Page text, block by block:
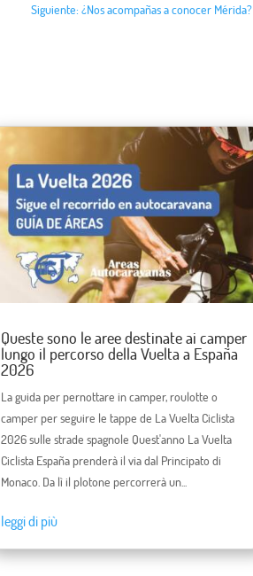
Siguiente: ¿Nos acompañas a conocer Mérida?
Queste sono le aree destinate ai camper
lungo il percorso della Vuelta a España
2026
La guida per pernottare in camper, roulotte o
camper per seguire le tappe de La Vuelta Ciclista
2026 sulle strade spagnole Quest'anno La Vuelta
Ciclista España prenderà il via dal Principato di
Monaco. Da lì il plotone percorrerà un...
leggi di più